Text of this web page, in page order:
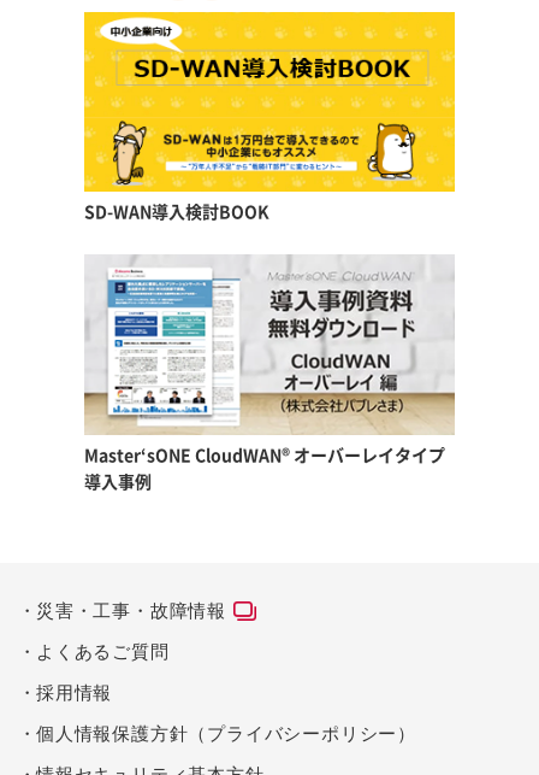
SD-WAN導入検討BOOK
Master‘sONE CloudWAN® オーバーレイタイプ
導入事例
災害・工事・故障情報
よくあるご質問
採用情報
個人情報保護方針（プライバシーポリシー）